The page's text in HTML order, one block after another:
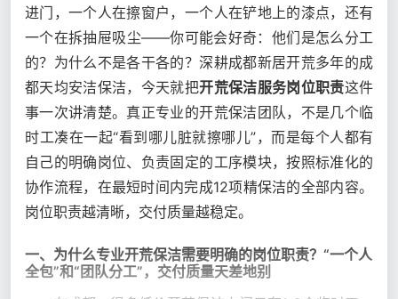
进门，一个人在擦窗户，一个人在铲地上的漆点，还有
一个在拆抽屉吸尘——你可能会好奇：他们是怎么分工
的？为什么不是各干各的？深耕成都新居开荒多年的成
都天均安洁保洁，今天就把开荒保洁服务岗位职责这件
事一次讲清楚。真正专业的开荒保洁团队，不是几个临
时工凑在一起“看到哪儿脏就擦哪儿”，而是每个人都有
自己的明确岗位、负责固定的工序模块，按照标准化的
协作流程，在最短时间内完成12项精保洁的全部内容。
岗位职责越清晰，交付质量越稳定。
一、为什么专业开荒保洁需要明确的岗位职责？“一个人
全包”和“团队分工”，交付质量天差地别